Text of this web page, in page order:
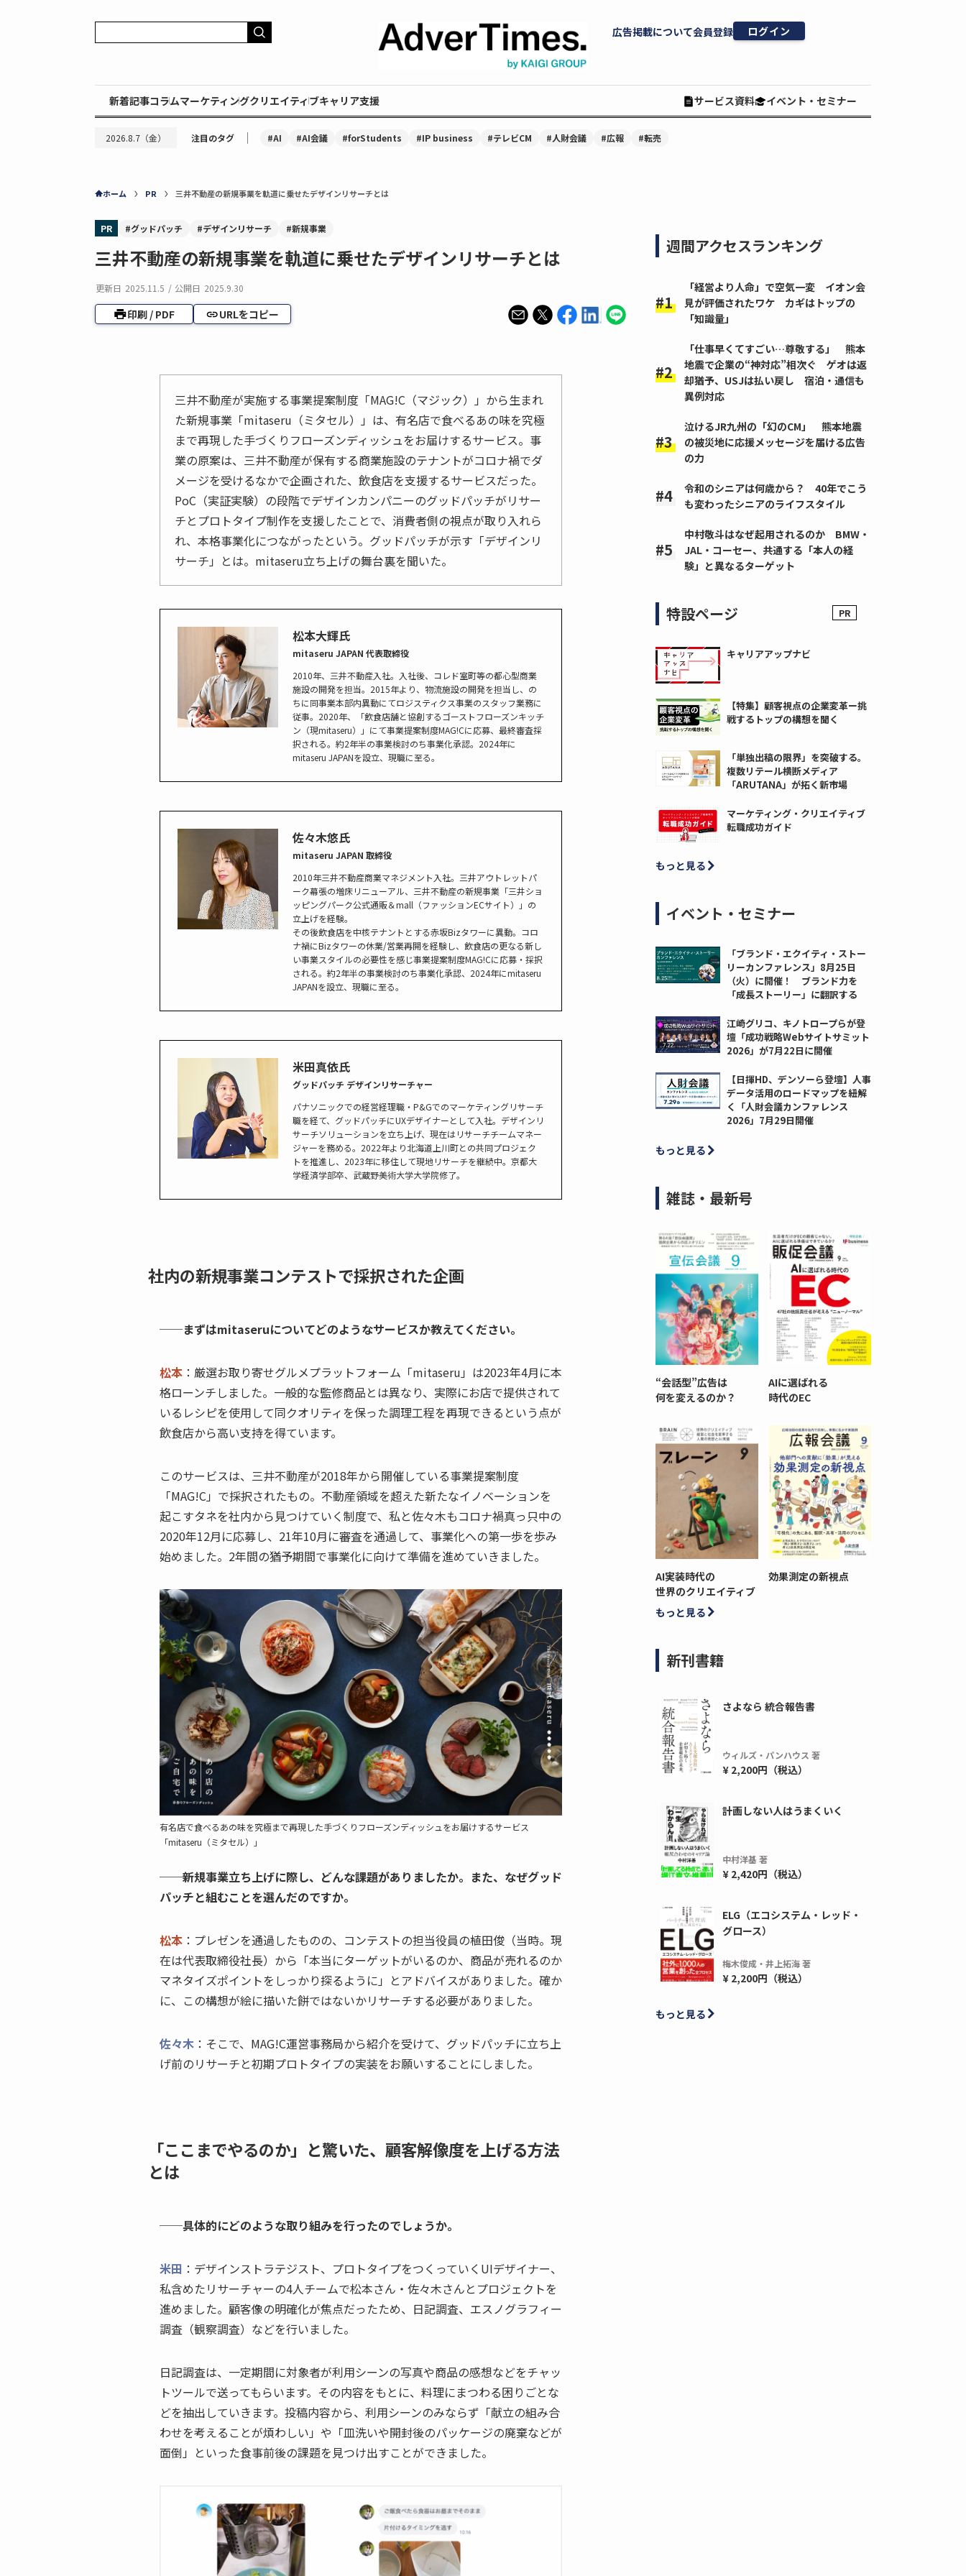
広告掲載について会員登録 ログイン
新着記事コラムマーケティングクリエイティブキャリア支援 サービス資料 イベント・セミナー
2026.8.7（金） 注目のタグ ｜ #AI #AI会議 #forStudents #IP business #テレビCM #人財会議 #広報 #転売
ホーム PR 三井不動産の新規事業を軌道に乗せたデザインリサーチとは
PR #グッドパッチ #デザインリサーチ #新規事業
三井不動産の新規事業を軌道に乗せたデザインリサーチとは
更新日 2025.11.5 / 公開日 2025.9.30
印刷 / PDF URLをコピー
三井不動産が実施する事業提案制度「MAG!C（マジック）」から生まれ
た新規事業「mitaseru（ミタセル）」は、有名店で食べるあの味を究極
まで再現した手づくりフローズンディッシュをお届けするサービス。事
業の原案は、三井不動産が保有する商業施設のテナントがコロナ禍でダ
メージを受けるなかで企画された、飲食店を支援するサービスだった。
PoC（実証実験）の段階でデザインカンパニーのグッドパッチがリサー
チとプロトタイプ制作を支援したことで、消費者側の視点が取り入れら
れ、本格事業化につながったという。グッドパッチが示す「デザインリ
サーチ」とは。mitaseru立ち上げの舞台裏を聞いた。
松本大輝氏
mitaseru JAPAN 代表取締役
2010年、三井不動産入社。入社後、コレド室町等の都心型商業
施設の開発を担当。2015年より、物流施設の開発を担当し、の
ちに同事業本部内異動にてロジスティクス事業のスタッフ業務に
従事。2020年、「飲食店舗と協創するゴーストフローズンキッチ
ン（現mitaseru）」にて事業提案制度MAG!Cに応募、最終審査採
択される。約2年半の事業検討のち事業化承認。2024年に
mitaseru JAPANを設立、現職に至る。
佐々木悠氏
mitaseru JAPAN 取締役
2010年三井不動産商業マネジメント入社。三井アウトレットパ
ーク幕張の増床リニューアル、三井不動産の新規事業「三井ショ
ッピングパーク公式通販＆mall（ファッションECサイト）」の
立上げを経験。
その後飲食店を中核テナントとする赤坂Bizタワーに異動。コロ
ナ禍にBizタワーの休業/営業再開を経験し、飲食店の更なる新し
い事業スタイルの必要性を感じ事業提案制度MAG!Cに応募・採択
される。約2年半の事業検討のち事業化承認、2024年にmitaseru
JAPANを設立、現職に至る。
米田真依氏
グッドパッチ デザインリサーチャー
パナソニックでの経営経理職・P&Gでのマーケティングリサーチ
職を経て、グッドパッチにUXデザイナーとして入社。デザインリ
サーチソリューションを立ち上げ、現在はリサーチチームマネー
ジャーを務める。2022年より北海道上川町との共同プロジェク
トを推進し、2023年に移住して現地リサーチを継続中。京都大
学経済学部卒、武蔵野美術大学大学院修了。
社内の新規事業コンテストで採択された企画
──まずはmitaseruについてどのようなサービスか教えてください。
松本 ：厳選お取り寄せグルメプラットフォーム「mitaseru」は2023年4月に本
格ローンチしました。一般的な監修商品とは異なり、実際にお店で提供されて
いるレシピを使用して同クオリティを保った調理工程を再現できるという点が
飲食店から高い支持を得ています。
このサービスは、三井不動産が2018年から開催している事業提案制度
「MAG!C」で採択されたもの。不動産領域を超えた新たなイノベーションを
起こすタネを社内から見つけていく制度で、私と佐々木もコロナ禍真っ只中の
2020年12月に応募し、21年10月に審査を通過して、事業化への第一歩を歩み
始めました。2年間の猶予期間で事業化に向けて準備を進めていきました。
有名店で食べるあの味を究極まで再現した手づくりフローズンディッシュをお届けするサービス
「mitaseru（ミタセル）」
──新規事業立ち上げに際し、どんな課題がありましたか。また、なぜグッド
パッチと組むことを選んだのですか。
松本 ：プレゼンを通過したものの、コンテストの担当役員の植田俊（当時。現
在は代表取締役社長）から「本当にターゲットがいるのか、商品が売れるのか
マネタイズポイントをしっかり探るように」とアドバイスがありました。確か
に、この構想が絵に描いた餅ではないかリサーチする必要がありました。
佐々木 ：そこで、MAG!C運営事務局から紹介を受けて、グッドパッチに立ち上
げ前のリサーチと初期プロトタイプの実装をお願いすることにしました。
「ここまでやるのか」と驚いた、顧客解像度を上げる方法
とは
──具体的にどのような取り組みを行ったのでしょうか。
米田 ：デザインストラテジスト、プロトタイプをつくっていくUIデザイナー、
私含めたリサーチャーの4人チームで松本さん・佐々木さんとプロジェクトを
進めました。顧客像の明確化が焦点だったため、日記調査、エスノグラフィー
調査（観察調査）などを行いました。
日記調査は、一定期間に対象者が利用シーンの写真や商品の感想などをチャッ
トツールで送ってもらいます。その内容をもとに、料理にまつわる困りごとな
どを抽出していきます。投稿内容から、利用シーンのみならず「献立の組み合
わせを考えることが煩わしい」や「皿洗いや開封後のパッケージの廃棄などが
面倒」といった食事前後の課題を見つけ出すことができました。
週間アクセスランキング
「経営より人命」で空気一変 イオン会
見が評価されたワケ カギはトップの
「知識量」
「仕事早くてすごい…尊敬する」 熊本
地震で企業の“神対応”相次ぐ ゲオは返
却猶予、USJは払い戻し 宿泊・通信も
異例対応
泣けるJR九州の「幻のCM」 熊本地震
の被災地に応援メッセージを届ける広告
の力
令和のシニアは何歳から？ 40年でこう
も変わったシニアのライフスタイル
中村敬斗はなぜ起用されるのか BMW・
JAL・コーセー、共通する「本人の経
験」と異なるターゲット
特設ページ
キャリアアップナビ
【特集】顧客視点の企業変革ー挑
戦するトップの構想を聞く
「単独出稿の限界」を突破する。
複数リテール横断メディア
「ARUTANA」が拓く新市場
マーケティング・クリエイティブ
転職成功ガイド
もっと見る
イベント・セミナー
「ブランド・エクイティ・ストー
リーカンファレンス」8月25日
（火）に開催！ ブランド力を
「成長ストーリー」に翻訳する
江崎グリコ、キノトロープらが登
壇「成功戦略Webサイトサミット
2026」が7月22日に開催
【日揮HD、デンソーら登壇】人事
データ活用のロードマップを紐解
く「人財会議カンファレンス
2026」7月29日開催
もっと見る
雑誌・最新号
“会話型”広告は
何を変えるのか？
AIに選ばれる
時代のEC
AI実装時代の
世界のクリエイティブ
効果測定の新視点
もっと見る
新刊書籍
さよなら 統合報告書
ウィルズ・パンハウス 著
¥ 2,200円（税込）
計画しない人はうまくいく
中村洋基 著
¥ 2,420円（税込）
ELG（エコシステム・レッド・
グロース）
梅木俊成・井上拓海 著
¥ 2,200円（税込）
もっと見る